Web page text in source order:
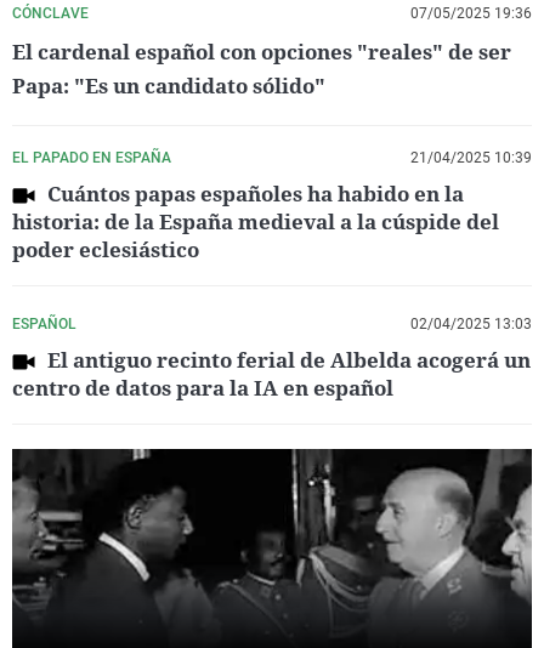
CÓNCLAVE 07/05/2025 19:36
El cardenal español con opciones "reales" de ser
Papa: "Es un candidato sólido"
EL PAPADO EN ESPAÑA 21/04/2025 10:39
Cuántos papas españoles ha habido en la
historia: de la España medieval a la cúspide del
poder eclesiástico
ESPAÑOL 02/04/2025 13:03
El antiguo recinto ferial de Albelda acogerá un
centro de datos para la IA en español